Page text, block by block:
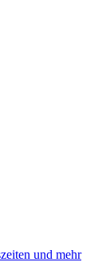
und mehr